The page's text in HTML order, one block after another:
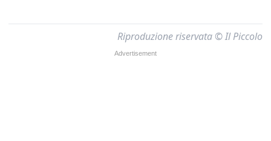
Riproduzione riservata © Il Piccolo